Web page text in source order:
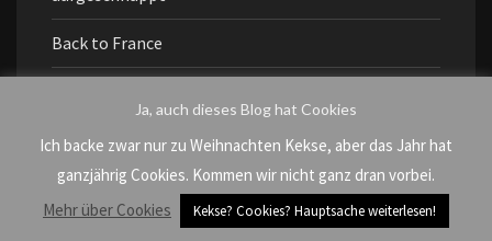
Back to France
Balkonien
Beobachtungen
Ja, auch dieses Blog hat Cookies
Ich backe zwar nur zu Weihnachten Kekse, aber das Jahr hat
ganzjährig Cookies. Kommen wir nicht ganz dran vorbei.
Mehr über Cookies
Kekse? Cookies? Hauptsache weiterlesen!